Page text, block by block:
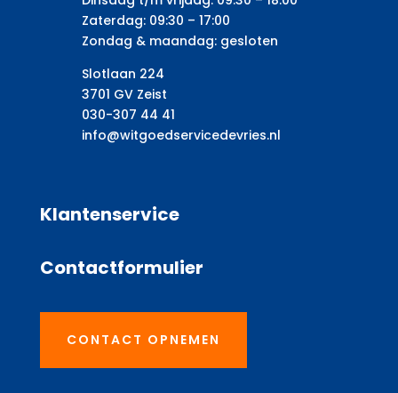
Zaterdag: 09:30 – 17:00
Zondag & maandag: gesloten
Slotlaan 224
3701 GV Zeist
030-307 44 41
info@witgoedservicedevries.nl
Klantenservice
Contactformulier
CONTACT OPNEMEN